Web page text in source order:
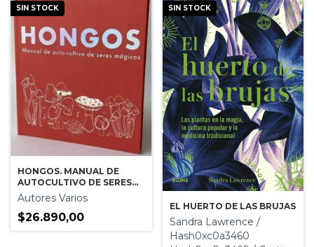
SIN STOCK
HONGOS. MANUAL DE
AUTOCULTIVO DE SERES
MAGICOS
Autores Varios
$26.890,00
SIN STOCK
EL HUERTO DE LAS BRUJAS
Sandra Lawrence /
Hash0xc0a3460